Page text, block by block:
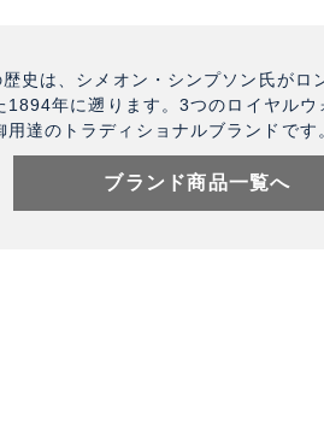
歴史は、シメオン・シンプソン氏がロ
1894年に遡ります。3つのロイヤルウ
用達のトラディショナルブランドです
ブランド商品一覧へ